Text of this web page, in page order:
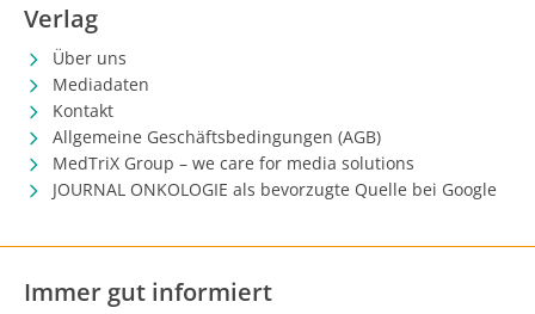
Verlag
Über uns
Mediadaten
Kontakt
Allgemeine Geschäftsbedingungen (AGB)
MedTriX Group – we care for media solutions
JOURNAL ONKOLOGIE als bevorzugte Quelle bei Google
Immer gut informiert